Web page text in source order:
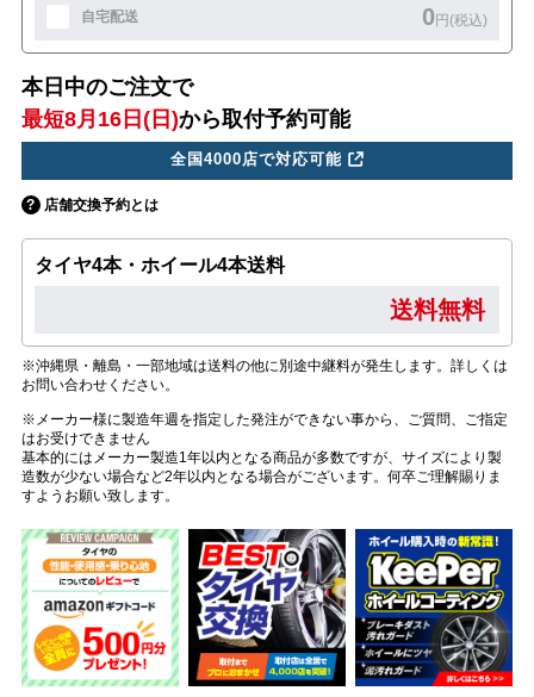
自宅配送 0円(税込)
本日中のご注文で
最短8月16日(日)から取付予約可能
全国4000店で対応可能
店舗交換予約とは
タイヤ4本・ホイール4本送料
送料無料
※沖縄県・離島・一部地域は送料の他に別途中継料が発生します。詳しくは
お問い合わせください。
※メーカー様に製造年週を指定した発注ができない事から、ご質問、ご指定
はお受けできません
基本的にはメーカー製造1年以内となる商品が多数ですが、サイズにより製
造数が少ない場合など2年以内となる場合がございます。何卒ご理解賜りま
すようお願い致します。